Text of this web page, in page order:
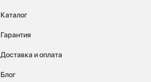
Каталог
Гарантия
Доставка и оплата
Блог